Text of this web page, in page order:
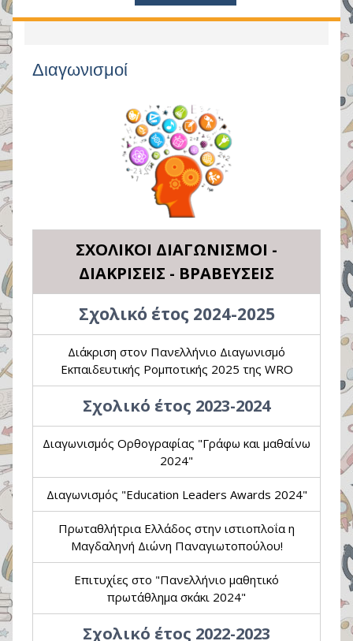
Διαγωνισμοί
ΣΧΟΛΙΚΟΙ ΔΙΑΓΩΝΙΣΜΟΙ -
ΔΙΑΚΡΙΣΕΙΣ - ΒΡΑΒΕΥΣΕΙΣ
Σχολικό έτος 2024-2025
Διάκριση στον Πανελλήνιο Διαγωνισμό
Εκπαιδευτικής Ρομποτικής 2025 της WRO
Σχολικό έτος 2023-2024
Διαγωνισμός Ορθογραφίας "Γράφω και μαθαίνω
2024"
Διαγωνισμός "Education Leaders Awards 2024"
Πρωταθλήτρια Ελλάδος στην ιστιοπλοΐα η
Μαγδαληνή Διώνη Παναγιωτοπούλου!
Επιτυχίες στο "Πανελλήνιο μαθητικό
πρωτάθλημα σκάκι 2024"
Σχολικό έτος 2022-2023